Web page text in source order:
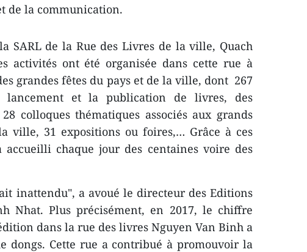
de la communication.
SARL de la Rue des Livres de la ville, Quach
activités ont été organisée dans cette rue à
grandes fêtes du pays et de la ville, dont 267
lancement et la publication de livres, des
colloques thématiques associés aux grands
ville, 31 expositions ou foires,… Grâce à ces
chaque jour des centaines voire des
inattendu", a avoué le directeur des Editions
Nhat. Plus précisément, en 2017, le chiffre
dans la rue des livres Nguyen Van Binh a
dongs. Cette rue a contribué à promouvoir la